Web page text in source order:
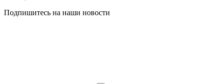
Подпишитесь на наши новости